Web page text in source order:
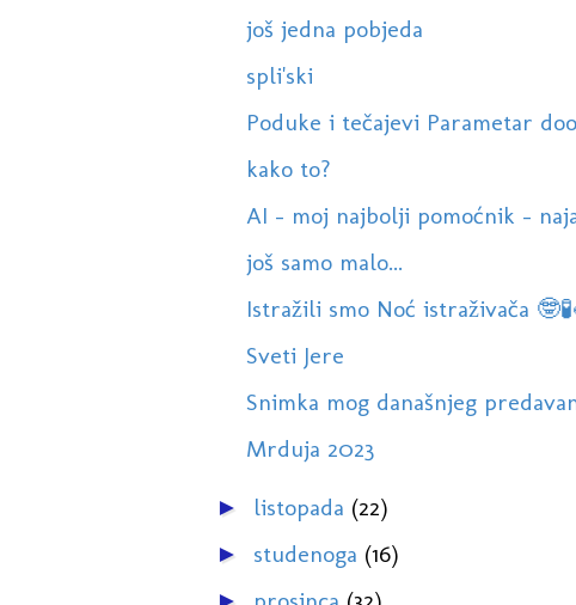
još jedna pobjeda
spli'ski
Poduke i tečajevi Parametar
kako to?
AI - moj najbolji pomoćnik -
još samo malo...
Istražili smo Noć istraživača
Sveti Jere
Snimka mog današnjeg
Mrduja 2023
► listopada (22)
► studenoga (16)